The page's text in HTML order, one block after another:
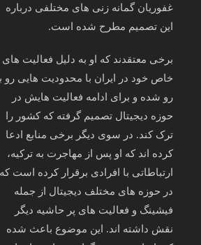
غفوریان گمانه‌ زنی‌ های مختلفی درباره
این تصمیم مطرح شده است.
برخی معتقدند که او به دلیل فعالیت‌ های
خاص خود در ایران با محدودیت‌ هایی رو به‌
رو شده و برای ادامه فعالیت‌ هایش در
حوزه دیجیتال تصمیم گرفته که کشور را
ترک کند. در سوی دیگر برخی منابع ادعا
کرده‌ اند که او پس از مهاجرت به ترکیه،
ارتباطاتی با افرادی برقرار کرده است که
در حوزه‌ های مختلف دیجیتال از جمله
فیشینگ و فعالیت‌ های پر حاشیه دیگر
نقش داشته‌ اند. این موضوع باعث شده